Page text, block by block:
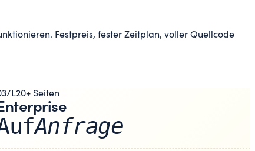
Festpreis, fester Zeitplan, voller Quellcode
/ L20+ Seiten
Anfrage